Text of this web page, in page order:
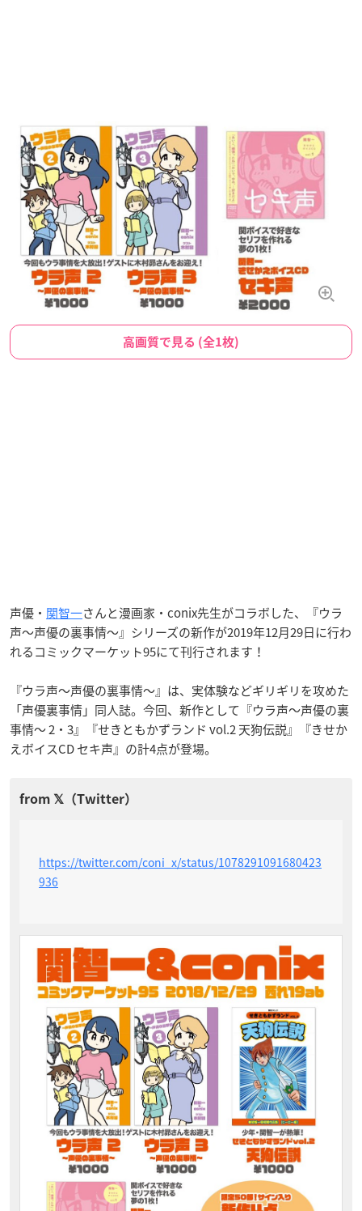
高画質で見る (全1枚)
声優・ 関智一さんと漫画家・conix先生がコラボした、『ウラ
声〜声優の裏事情〜』シリーズの新作が2019年12月29日に行わ
れるコミックマーケット95にて刊行されます！
『ウラ声〜声優の裏事情〜』は、実体験などギリギリを攻めた
「声優裏事情」同人誌。今回、新作として『ウラ声〜声優の裏
事情〜 2・3』『せきともかずランド vol.2 天狗伝説』『きせか
えボイスCD セキ声』の計4点が登場。
https://twitter.com/coni_x/status/1078291091680423
936